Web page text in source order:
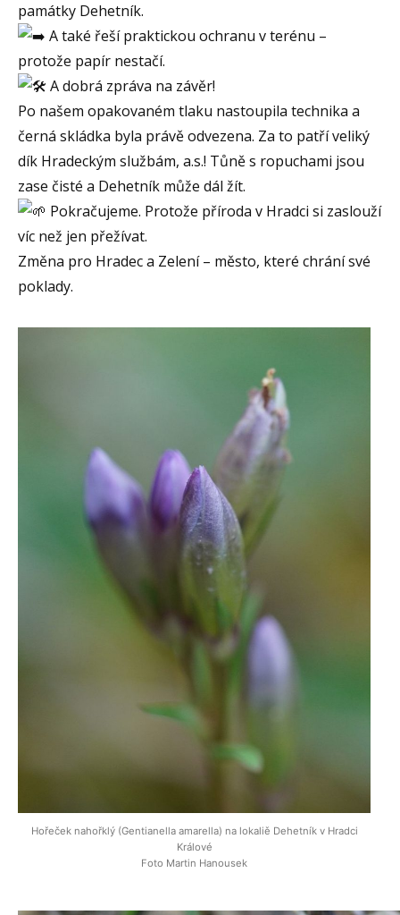
památky Dehetník.
A také řeší praktickou ochranu v terénu –
protože papír nestačí.
A dobrá zpráva na závěr!
Po našem opakovaném tlaku nastoupila technika a
černá skládka byla právě odvezena. Za to patří veliký
dík Hradeckým službám, a.s.! Tůně s ropuchami jsou
zase čisté a Dehetník může dál žít.
Pokračujeme. Protože příroda v Hradci si zaslouží
víc než jen přežívat.
Změna pro Hradec a Zelení – město, které chrání své
poklady.
Hořeček nahořklý (Gentianella amarella) na lokaliě Dehetník v Hradci
Králové
Foto Martin Hanousek